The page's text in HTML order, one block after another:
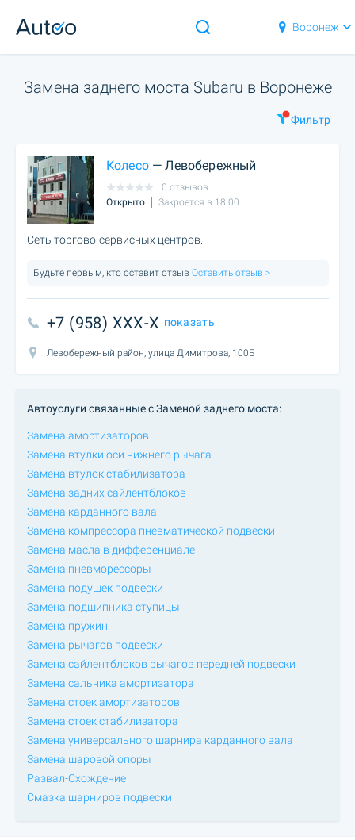
Воронеж
Замена заднего моста Subaru в Воронеже
Фильтр
Колесо— Левобережный
0 отзывов
Открыто
Закроется в 18:00
Сеть торгово-сервисных центров.
Будьте первым, кто оставит отзыв Оставить отзыв >
+7 (958) XXX-X показать
Левобережный район, улица Димитрова, 100Б
Автоуслуги связанные с Заменой заднего моста:
Замена амортизаторов
Замена втулки оси нижнего рычага
Замена втулок стабилизатора
Замена задних сайлентблоков
Замена карданного вала
Замена компрессора пневматической подвески
Замена масла в дифференциале
Замена пневморессоры
Замена подушек подвески
Замена подшипника ступицы
Замена пружин
Замена рычагов подвески
Замена сайлентблоков рычагов передней подвески
Замена сальника амортизатора
Замена стоек амортизаторов
Замена стоек стабилизатора
Замена универсального шарнира карданного вала
Замена шаровой опоры
Развал-Схождение
Смазка шарниров подвески